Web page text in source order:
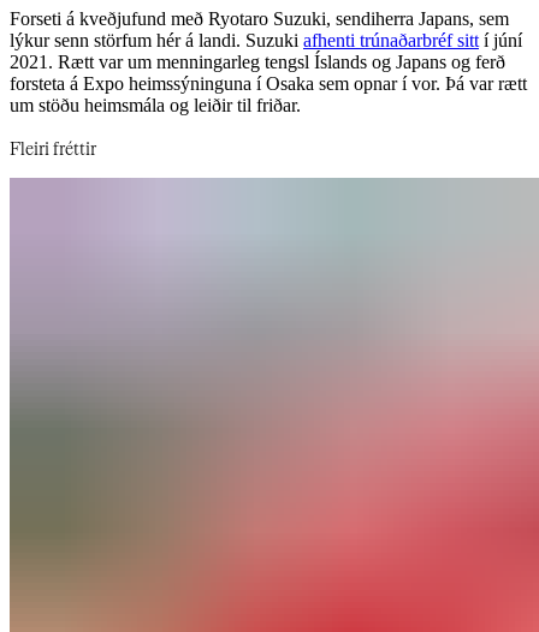
Forseti á kveðjufund með Ryotaro Suzuki, sendiherra Japans, sem
lýkur senn störfum hér á landi. Suzuki ​​​​‌ ‍ ​‍​‍‌‍ ‌ ​‍‌‍‍‌‌‍‌ ‌‍‍‌‌‍ ‍​‍​‍​ ‍‍​‍​‍‌ ​ ‌‍​‌‌‍ ‍‌‍‍‌‌ ‌​‌ ‍‌​‍ ‍‌‍‍‌‌‍ ​‍​‍​‍ ​​‍​‍‌‍‍​‌ ​‍‌‍‌‌‌‍‌‍​‍​‍​ ‍‍​‍​‍‌‍‍​‌ ‌​‌ ‌​‌ ​​‌ ​ ​‍ ​‍ ‌‍‌‍‌‍ ‌ ​‍‌ ​ ‌‍‌‌‌ ‌​‌‍‍‌​‍ ‌‌‍‍‌‌ ​ ‌‍ ​‌‍​‌‌‍ ‍‌‍‌​‌ ​ ​‍ ‍‌ ‌‍‌‍‌‌‌ ​‍‌‍​ ‌‍‌‌‌‍ ​​‍ ‍‌‍​‌‌ ​​‌ ​​​‍ ‌ ​ ‌ ‌​‌ ‌‌‌‍‌​‌‍‍‌‌‍ ​‍ ‌‍‍‌‌‍ ‍‌ ‌​‌‍‌‌‌‍ ‍‌ ‌​​‍ ‌‍‌‌‌‍‌​‌‍‍‌‌ ‌​​‍ ‌‍ ‌‌‍ ‌‍‌​‌‍‌‌​ ‌‌ ​​‌ ​‍‌‍‌‌‌ ​ ‌‍‌‌‌‍ ‍‌ ‌​‌‍​‌‌ ‌​‌‍‍‌‌‍ ‌‍ ‍​ ‍ ‌‍‍‌‌‍‌​​ ‌‌ ​ ‌​‍‌‌​‌​‌‍‍​‌​​‌‌‍‌​‌‍​ ​ ‌‌‌‌‌​‌​​ ‌‌‍​‌‌​ ‌‌‌‌‌​‍‌​ ‌​‌​ ‌​ ​ ‌‌​ ‌‌‌‌‌ ‍‍‌‍‍‌‌‍ ‍​ ‍ ‌ ‌​‌ ‍‌‌ ​​‌‍‌‌​ ‌‌‍ ‍‌‍‌‌‌ ‌ ‌ ​ ​ ‍ ‌ ​​‌‍​‌‌ ‌​‌‍‍​​ ‌‌ ​​‌‍​‌‌‍‌ ‌‍‌‌‌​​‍‌ ‌‌‌‍‍‌‌‍ ​‌‍‌​‌‍‌‌‌ ​‍​‍‌‌​ ‌‌‌​​‍‌‌ ‌‍‍ ‌‍‌‌‌ ‍‌​‍‌‌​ ​ ‌​‌​​‍‌‌​ ​ ‌​‌​​‍‌‌​ ​‍​ ​‍‌ ​‍‌‍‍‌‌‍​ ‌‍‍​‌ ‌​‌‍‌‌‌ ‍​‌ ‌​​‍ ‌​ ​‍‌‍‌‌‌‍‍​​ ‌‌‌‍ ‍‌ ‌‍‌‍​‌‌‍‍​‌‍​‌​‍‌‌​ ​‍​ ​‍​‍‌‌​ ‌‌‌​‌​​‍ ‍‌‍​ ‌‍ ‌‍ ‍‌ ‌​‌‍‌‌‌‍ ‍‌ ‌​​‍‌‌​ ‌‌‌​​‍‌‌ ‌‍‍ ‌‍‌‌‌ ‍‌​‍‌‌​ ​ ‌​‌​​‍‌‌​ ​ ‌​‌​​‍‌‌​ ​‍​ ​‍​ ‌‍​ ​‌‌‍​ ​ ‌ ‌‍​ ​ ‍​‌‍​‍​ ‍‌​ ‌‌​ ​ ‌‍​ ​ ​‍​‍‌‌​ ​‍​ ​‍​‍‌‌​ ‌‌‌​‌​​‍ ‍‌‍​ ‌‍‍​‌‍‍‌‌‍ ​‌‍‌​‌ ​‍‌‍‌‌‌‍ ‍​‍‌‌​ ‌‌‌​​‍‌‌ ‌‍‍ ‌‍‌‌‌ ‍‌​‍‌‌​ ​ ‌​‌​​‍‌‌​ ​ ‌​‌​​‍‌‌​ ​‍​ ​‍‌‍​ ‌‍‌‍​ ‌ ​ ‍‌​ ‌ ‌‍‌‍‌‍​‍‌‍​‌‌‍​‌‌‍‌‍​ ‍‌​ ​ ​‍‌‌​ ​‍​ ​‍​‍‌‌​ ‌‌‌​‌​​‍ ‍‌ ‌​‌‍‌‌‌ ‍​‌ ‌​​ ‌‍​‍‌‍​‌‌ ​ ‌‍‌‌‌‌‌‌‌ ​‍‌‍ ​​ ‌‌‍‍​‌ ‌​‌ ‌​‌ ​​‌ ​ ​‍‌‌​ ​‍‌​‌‍​‍‌‌​ ​‍‌​‌‍‌‍‌‍‌‍ ‌ ​‍‌ ​ ‌‍‌‌‌ ‌​‌‍‍‌​‍ ‌‌‍‍‌‌ ​ ‌‍ ​‌‍​‌‌‍ ‍‌‍‌​‌ ​ ​‍ ‍‌ ‌‍‌‍‌‌‌ ​‍‌‍​ ‌‍‌‌‌‍ ​​‍ ‍‌‍​‌‌ ​​‌ ​​​‍‌‌​ ​‍‌​‌‍‌ ​ ‌ ‌​‌ ‌‌‌‍‌​‌‍‍‌‌‍ ​‍‌‍‌‍‍‌‌‍‌​​ ‌‌ ​ ‌​‍‌‌​‌​‌‍‍​‌​​‌‌‍‌​‌‍​ ​ ‌‌‌‌‌​‌​​ ‌‌‍​‌‌​ ‌‌‌‌‌​‍‌​ ‌​‌​ ‌​ ​ ‌‌​ ‌‌‌‌‌ ‍‍‌‍‍‌‌‍ ‍​‍‌‍‌ ‌​‌ ‍‌‌ ​​‌‍‌‌​ ‌‌‍ ‍‌‍‌‌‌ ‌ ‌ ​ ​‍‌‍‌ ​​‌‍​‌‌ ‌​‌‍‍​​ ‌‌ ​​‌‍​‌‌‍‌ ‌‍‌‌‌​​‍‌ ‌‌‌‍‍‌‌‍ ​‌‍‌​‌‍‌‌‌ ​‍​‍‌‌​ ‌‌‌​​‍‌‌ ‌‍‍ ‌‍‌‌‌ ‍‌​‍‌‌​ ​ ‌​‌​​‍‌‌​ ​ ‌​‌​​‍‌‌​ ​‍​ ​‍‌ ​‍‌‍‍‌‌‍​ ‌‍‍​‌ ‌​‌‍‌‌‌ ‍​‌ ‌​​‍ ‌​ ​‍‌‍‌‌‌‍‍​​ ‌‌‌‍ ‍‌ ‌‍‌‍​‌‌‍‍​‌‍​‌​‍‌‌​ ​‍​ ​‍​‍‌‌​ ‌‌‌​‌​​‍ ‍‌‍​ ‌‍ ‌‍ ‍‌ ‌​‌‍‌‌‌‍ ‍‌ ‌​​‍‌‌​ ‌‌‌​​‍‌‌ ‌‍‍ ‌‍‌‌‌ ‍‌​‍‌‌​ ​ ‌​‌​​‍‌‌​ ​ ‌​‌​​‍‌‌​ ​‍​ ​‍​ ‌‍​ ​‌‌‍​ ​ ‌ ‌‍​ ​ ‍​‌‍​‍​ ‍‌​ ‌‌​ ​ ‌‍​ ​ ​‍​‍‌‌​ ​‍​ ​‍​‍‌‌​ ‌‌‌​‌​​‍ ‍‌‍​ ‌‍‍​‌‍‍‌‌‍ ​‌‍‌​‌ ​‍‌‍‌‌‌‍ ‍​‍‌‌​ ‌‌‌​​‍‌‌ ‌‍‍ ‌‍‌‌‌ ‍‌​‍‌‌​ ​ ‌​‌​​‍‌‌​ ​ ‌​‌​​‍‌‌​ ​‍​ ​‍‌‍​ ‌‍‌‍​ ‌ ​ ‍‌​ ‌ ‌‍‌‍‌‍​‍‌‍​‌‌‍​‌‌‍‌‍​ ‍‌​ ​ ​‍‌‌​ ​‍​ ​‍​‍‌‌​ ‌‌‌​‌​​‍ ‍‌ ‌​‌‍‌‌‌ ‍​‌ ‌​​‍‌‍‌ ​​‌‍‌‌‌ ​‍‌ ​ ‌ ​​‌‍‌‌‌‍​ ‌ ‌​‌‍‍‌‌ ‌‍‌‍‌‌​ ‌‌ ​​‌ ‌‌‌‍​‍‌‍ ​‌‍‍‌‌ ​ ‌‍‍​‌‍‌‌‌‍‌​​‍​‍‌ ‌ afhenti trúnaðarbréf sitt​​​​‌ ‍ ​‍​‍‌‍ ‌ ​‍‌‍‍‌‌‍‌ ‌‍‍‌‌‍ ‍​‍​‍​ ‍‍​‍​‍‌ ​ ‌‍​‌‌‍ ‍‌‍‍‌‌ ‌​‌ ‍‌​‍ ‍‌‍‍‌‌‍ ​‍​‍​‍ ​​‍​‍‌‍‍​‌ ​‍‌‍‌‌‌‍‌‍​‍​‍​ ‍‍​‍​‍‌‍‍​‌ ‌​‌ ‌​‌ ​​‌ ​ ​‍ ​‍ ‌‍‌‍‌‍ ‌ ​‍‌ ​ ‌‍‌‌‌ ‌​‌‍‍‌​‍ ‌‌‍‍‌‌ ​ ‌‍ ​‌‍​‌‌‍ ‍‌‍‌​‌ ​ ​‍ ‍‌ ‌‍‌‍‌‌‌ ​‍‌‍​ ‌‍‌‌‌‍ ​​‍ ‍‌‍​‌‌ ​​‌ ​​​‍ ‌ ​ ‌ ‌​‌ ‌‌‌‍‌​‌‍‍‌‌‍ ​‍ ‌‍‍‌‌‍ ‍‌ ‌​‌‍‌‌‌‍ ‍‌ ‌​​‍ ‌‍‌‌‌‍‌​‌‍‍‌‌ ‌​​‍ ‌‍ ‌‌‍ ‌‍‌​‌‍‌‌​ ‌‌ ​​‌ ​‍‌‍‌‌‌ ​ ‌‍‌‌‌‍ ‍‌ ‌​‌‍​‌‌ ‌​‌‍‍‌‌‍ ‌‍ ‍​ ‍ ‌‍‍‌‌‍‌​​ ‌‌ ​ ‌​‍‌‌​‌​‌‍‍​‌​​‌‌‍‌​‌‍​ ​ ‌‌‌‌‌​‌​​ ‌‌‍​‌‌​ ‌‌‌‌‌​‍‌​ ‌​‌​ ‌​ ​ ‌‌​ ‌‌‌‌‌ ‍‍‌‍‍‌‌‍ ‍​ ‍ ‌ ‌​‌ ‍‌‌ ​​‌‍‌‌​ ‌‌‍ ‍‌‍‌‌‌ ‌ ‌ ​ ​ ‍ ‌ ​​‌‍​‌‌ ‌​‌‍‍​​ ‌‌ ​​‌‍​‌‌‍‌ ‌‍‌‌‌​​‍‌ ‌‌‌‍‍‌‌‍ ​‌‍‌​‌‍‌‌‌ ​‍​‍‌‌​ ‌‌‌​​‍‌‌ ‌‍‍ ‌‍‌‌‌ ‍‌​‍‌‌​ ​ ‌​‌​​‍‌‌​ ​ ‌​‌​​‍‌‌​ ​‍​ ​‍‌ ​‍‌‍‍‌‌‍​ ‌‍‍​‌ ‌​‌‍‌‌‌ ‍​‌ ‌​​‍ ‌​ ​‍‌‍‌‌‌‍‍​​ ‌‌‌‍ ‍‌ ‌‍‌‍​‌‌‍‍​‌‍​‌​‍‌‌​ ​‍​ ​‍​‍‌‌​ ‌‌‌​‌​​‍ ‍‌‍​ ‌‍ ‌‍ ‍‌ ‌​‌‍‌‌‌‍ ‍‌ ‌​​‍‌‌​ ‌‌‌​​‍‌‌ ‌‍‍ ‌‍‌‌‌ ‍‌​‍‌‌​ ​ ‌​‌​​‍‌‌​ ​ ‌​‌​​‍‌‌​ ​‍​ ​‍​ ‌‍​ ​‌‌‍​ ​ ‌ ‌‍​ ​ ‍​‌‍​‍​ ‍‌​ ‌‌​ ​ ‌‍​ ​ ​‍​‍‌‌​ ​‍​ ​‍​‍‌‌​ ‌‌‌​‌​​‍ ‍‌‍​ ‌‍‍​‌‍‍‌‌‍ ​‌‍‌​‌ ​‍‌‍‌‌‌‍ ‍​‍‌‌​ ‌‌‌​​‍‌‌ ‌‍‍ ‌‍‌‌‌ ‍‌​‍‌‌​ ​ ‌​‌​​‍‌‌​ ​ ‌​‌​​‍‌‌​ ​‍​ ​‍​ ​​‌‍‌​​ ​​‌‍‌‍​ ​‍​ ​ ​ ‌‌‌‍‌‌​ ‌ ‌‍​ ‌‍‌‍‌‍‌​​‍‌‌​ ​‍​ ​‍​‍‌‌​ ‌‌‌​‌​​‍ ‍‌ ‌​‌‍‌‌‌ ‍​‌ ‌​​ ‌‍​‍‌‍​‌‌ ​ ‌‍‌‌‌‌‌‌‌ ​‍‌‍ ​​ ‌‌‍‍​‌ ‌​‌ ‌​‌ ​​‌ ​ ​‍‌‌​ ​‍‌​‌‍​‍‌‌​ ​‍‌​‌‍‌‍‌‍‌‍ ‌ ​‍‌ ​ ‌‍‌‌‌ ‌​‌‍‍‌​‍ ‌‌‍‍‌‌ ​ ‌‍ ​‌‍​‌‌‍ ‍‌‍‌​‌ ​ ​‍ ‍‌ ‌‍‌‍‌‌‌ ​‍‌‍​ ‌‍‌‌‌‍ ​​‍ ‍‌‍​‌‌ ​​‌ ​​​‍‌‌​ ​‍‌​‌‍‌ ​ ‌ ‌​‌ ‌‌‌‍‌​‌‍‍‌‌‍ ​‍‌‍‌‍‍‌‌‍‌​​ ‌‌ ​ ‌​‍‌‌​‌​‌‍‍​‌​​‌‌‍‌​‌‍​ ​ ‌‌‌‌‌​‌​​ ‌‌‍​‌‌​ ‌‌‌‌‌​‍‌​ ‌​‌​ ‌​ ​ ‌‌​ ‌‌‌‌‌ ‍‍‌‍‍‌‌‍ ‍​‍‌‍‌ ‌​‌ ‍‌‌ ​​‌‍‌‌​ ‌‌‍ ‍‌‍‌‌‌ ‌ ‌ ​ ​‍‌‍‌ ​​‌‍​‌‌ ‌​‌‍‍​​ ‌‌ ​​‌‍​‌‌‍‌ ‌‍‌‌‌​​‍‌ ‌‌‌‍‍‌‌‍ ​‌‍‌​‌‍‌‌‌ ​‍​‍‌‌​ ‌‌‌​​‍‌‌ ‌‍‍ ‌‍‌‌‌ ‍‌​‍‌‌​ ​ ‌​‌​​‍‌‌​ ​ ‌​‌​​‍‌‌​ ​‍​ ​‍‌ ​‍‌‍‍‌‌‍​ ‌‍‍​‌ ‌​‌‍‌‌‌ ‍​‌ ‌​​‍ ‌​ ​‍‌‍‌‌‌‍‍​​ ‌‌‌‍ ‍‌ ‌‍‌‍​‌‌‍‍​‌‍​‌​‍‌‌​ ​‍​ ​‍​‍‌‌​ ‌‌‌​‌​​‍ ‍‌‍​ ‌‍ ‌‍ ‍‌ ‌​‌‍‌‌‌‍ ‍‌ ‌​​‍‌‌​ ‌‌‌​​‍‌‌ ‌‍‍ ‌‍‌‌‌ ‍‌​‍‌‌​ ​ ‌​‌​​‍‌‌​ ​ ‌​‌​​‍‌‌​ ​‍​ ​‍​ ‌‍​ ​‌‌‍​ ​ ‌ ‌‍​ ​ ‍​‌‍​‍​ ‍‌​ ‌‌​ ​ ‌‍​ ​ ​‍​‍‌‌​ ​‍​ ​‍​‍‌‌​ ‌‌‌​‌​​‍ ‍‌‍​ ‌‍‍​‌‍‍‌‌‍ ​‌‍‌​‌ ​‍‌‍‌‌‌‍ ‍​‍‌‌​ ‌‌‌​​‍‌‌ ‌‍‍ ‌‍‌‌‌ ‍‌​‍‌‌​ ​ ‌​‌​​‍‌‌​ ​ ‌​‌​​‍‌‌​ ​‍​ ​‍​ ​​‌‍‌​​ ​​‌‍‌‍​ ​‍​ ​ ​ ‌‌‌‍‌‌​ ‌ ‌‍​ ‌‍‌‍‌‍‌​​‍‌‌​ ​‍​ ​‍​‍‌‌​ ‌‌‌​‌​​‍ ‍‌ ‌​‌‍‌‌‌ ‍​‌ ‌​​‍‌‍‌ ​​‌‍‌‌‌ ​‍‌ ​ ‌ ​​‌‍‌‌‌‍​ ‌ ‌​‌‍‍‌‌ ‌‍‌‍‌‌​ ‌‌ ​​‌ ‌‌‌‍​‍‌‍ ​‌‍‍‌‌ ​ ‌‍‍​‌‍‌‌‌‍‌​​‍​‍‌ ‌ í júní
2021. Rætt var um menningarleg tengsl Íslands og Japans og ferð
forsteta á Expo heimssýninguna í Osaka sem opnar í vor. Þá var rætt
um stöðu heimsmála og leiðir til friðar.​​​​‌ ‍ ​‍​‍‌‍ ‌ ​‍‌‍‍‌‌‍‌ ‌‍‍‌‌‍ ‍​‍​‍​ ‍‍​‍​‍‌ ​ ‌‍​‌‌‍ ‍‌‍‍‌‌ ‌​‌ ‍‌​‍ ‍‌‍‍‌‌‍ ​‍​‍​‍ ​​‍​‍‌‍‍​‌ ​‍‌‍‌‌‌‍‌‍​‍​‍​ ‍‍​‍​‍‌‍‍​‌ ‌​‌ ‌​‌ ​​‌ ​ ​‍ ​‍ ‌‍‌‍‌‍ ‌ ​‍‌ ​ ‌‍‌‌‌ ‌​‌‍‍‌​‍ ‌‌‍‍‌‌ ​ ‌‍ ​‌‍​‌‌‍ ‍‌‍‌​‌ ​ ​‍ ‍‌ ‌‍‌‍‌‌‌ ​‍‌‍​ ‌‍‌‌‌‍ ​​‍ ‍‌‍​‌‌ ​​‌ ​​​‍ ‌ ​ ‌ ‌​‌ ‌‌‌‍‌​‌‍‍‌‌‍ ​‍ ‌‍‍‌‌‍ ‍‌ ‌​‌‍‌‌‌‍ ‍‌ ‌​​‍ ‌‍‌‌‌‍‌​‌‍‍‌‌ ‌​​‍ ‌‍ ‌‌‍ ‌‍‌​‌‍‌‌​ ‌‌ ​​‌ ​‍‌‍‌‌‌ ​ ‌‍‌‌‌‍ ‍‌ ‌​‌‍​‌‌ ‌​‌‍‍‌‌‍ ‌‍ ‍​ ‍ ‌‍‍‌‌‍‌​​ ‌‌ ​ ‌​‍‌‌​‌​‌‍‍​‌​​‌‌‍‌​‌‍​ ​ ‌‌‌‌‌​‌​​ ‌‌‍​‌‌​ ‌‌‌‌‌​‍‌​ ‌​‌​ ‌​ ​ ‌‌​ ‌‌‌‌‌ ‍‍‌‍‍‌‌‍ ‍​ ‍ ‌ ‌​‌ ‍‌‌ ​​‌‍‌‌​ ‌‌‍ ‍‌‍‌‌‌ ‌ ‌ ​ ​ ‍ ‌ ​​‌‍​‌‌ ‌​‌‍‍​​ ‌‌ ​​‌‍​‌‌‍‌ ‌‍‌‌‌​​‍‌ ‌‌‌‍‍‌‌‍ ​‌‍‌​‌‍‌‌‌ ​‍​‍‌‌​ ‌‌‌​​‍‌‌ ‌‍‍ ‌‍‌‌‌ ‍‌​‍‌‌​ ​ ‌​‌​​‍‌‌​ ​ ‌​‌​​‍‌‌​ ​‍​ ​‍‌ ​‍‌‍‍‌‌‍​ ‌‍‍​‌ ‌​‌‍‌‌‌ ‍​‌ ‌​​‍ ‌​ ​‍‌‍‌‌‌‍‍​​ ‌‌‌‍ ‍‌ ‌‍‌‍​‌‌‍‍​‌‍​‌​‍‌‌​ ​‍​ ​‍​‍‌‌​ ‌‌‌​‌​​‍ ‍‌‍​ ‌‍ ‌‍ ‍‌ ‌​‌‍‌‌‌‍ ‍‌ ‌​​‍‌‌​ ‌‌‌​​‍‌‌ ‌‍‍ ‌‍‌‌‌ ‍‌​‍‌‌​ ​ ‌​‌​​‍‌‌​ ​ ‌​‌​​‍‌‌​ ​‍​ ​‍​ ‌‍​ ​‌‌‍​ ​ ‌ ‌‍​ ​ ‍​‌‍​‍​ ‍‌​ ‌‌​ ​ ‌‍​ ​ ​‍​‍‌‌​ ​‍​ ​‍​‍‌‌​ ‌‌‌​‌​​‍ ‍‌‍​ ‌‍‍​‌‍‍‌‌‍ ​‌‍‌​‌ ​‍‌‍‌‌‌‍ ‍​‍‌‌​ ‌‌‌​​‍‌‌ ‌‍‍ ‌‍‌‌‌ ‍‌​‍‌‌​ ​ ‌​‌​​‍‌‌​ ​ ‌​‌​​‍‌‌​ ​‍​ ​‍‌‍​‌‌‍​‍‌‍‌‌​ ​‌​ ‌‍​ ​ ​ ‍​​ ​‍​ ‍​​ ‍‌​ ​ ​ ​‍​‍‌‌​ ​‍​ ​‍​‍‌‌​ ‌‌‌​‌​​‍ ‍‌ ‌​‌‍‌‌‌ ‍​‌ ‌​​ ‌‍​‍‌‍​‌‌ ​ ‌‍‌‌‌‌‌‌‌ ​‍‌‍ ​​ ‌‌‍‍​‌ ‌​‌ ‌​‌ ​​‌ ​ ​‍‌‌​ ​‍‌​‌‍​‍‌‌​ ​‍‌​‌‍‌‍‌‍‌‍ ‌ ​‍‌ ​ ‌‍‌‌‌ ‌​‌‍‍‌​‍ ‌‌‍‍‌‌ ​ ‌‍ ​‌‍​‌‌‍ ‍‌‍‌​‌ ​ ​‍ ‍‌ ‌‍‌‍‌‌‌ ​‍‌‍​ ‌‍‌‌‌‍ ​​‍ ‍‌‍​‌‌ ​​‌ ​​​‍‌‌​ ​‍‌​‌‍‌ ​ ‌ ‌​‌ ‌‌‌‍‌​‌‍‍‌‌‍ ​‍‌‍‌‍‍‌‌‍‌​​ ‌‌ ​ ‌​‍‌‌​‌​‌‍‍​‌​​‌‌‍‌​‌‍​ ​ ‌‌‌‌‌​‌​​ ‌‌‍​‌‌​ ‌‌‌‌‌​‍‌​ ‌​‌​ ‌​ ​ ‌‌​ ‌‌‌‌‌ ‍‍‌‍‍‌‌‍ ‍​‍‌‍‌ ‌​‌ ‍‌‌ ​​‌‍‌‌​ ‌‌‍ ‍‌‍‌‌‌ ‌ ‌ ​ ​‍‌‍‌ ​​‌‍​‌‌ ‌​‌‍‍​​ ‌‌ ​​‌‍​‌‌‍‌ ‌‍‌‌‌​​‍‌ ‌‌‌‍‍‌‌‍ ​‌‍‌​‌‍‌‌‌ ​‍​‍‌‌​ ‌‌‌​​‍‌‌ ‌‍‍ ‌‍‌‌‌ ‍‌​‍‌‌​ ​ ‌​‌​​‍‌‌​ ​ ‌​‌​​‍‌‌​ ​‍​ ​‍‌ ​‍‌‍‍‌‌‍​ ‌‍‍​‌ ‌​‌‍‌‌‌ ‍​‌ ‌​​‍ ‌​ ​‍‌‍‌‌‌‍‍​​ ‌‌‌‍ ‍‌ ‌‍‌‍​‌‌‍‍​‌‍​‌​‍‌‌​ ​‍​ ​‍​‍‌‌​ ‌‌‌​‌​​‍ ‍‌‍​ ‌‍ ‌‍ ‍‌ ‌​‌‍‌‌‌‍ ‍‌ ‌​​‍‌‌​ ‌‌‌​​‍‌‌ ‌‍‍ ‌‍‌‌‌ ‍‌​‍‌‌​ ​ ‌​‌​​‍‌‌​ ​ ‌​‌​​‍‌‌​ ​‍​ ​‍​ ‌‍​ ​‌‌‍​ ​ ‌ ‌‍​ ​ ‍​‌‍​‍​ ‍‌​ ‌‌​ ​ ‌‍​ ​ ​‍​‍‌‌​ ​‍​ ​‍​‍‌‌​ ‌‌‌​‌​​‍ ‍‌‍​ ‌‍‍​‌‍‍‌‌‍ ​‌‍‌​‌ ​‍‌‍‌‌‌‍ ‍​‍‌‌​ ‌‌‌​​‍‌‌ ‌‍‍ ‌‍‌‌‌ ‍‌​‍‌‌​ ​ ‌​‌​​‍‌‌​ ​ ‌​‌​​‍‌‌​ ​‍​ ​‍‌‍​‌‌‍​‍‌‍‌‌​ ​‌​ ‌‍​ ​ ​ ‍​​ ​‍​ ‍​​ ‍‌​ ​ ​ ​‍​‍‌‌​ ​‍​ ​‍​‍‌‌​ ‌‌‌​‌​​‍ ‍‌ ‌​‌‍‌‌‌ ‍​‌ ‌​​‍‌‍‌ ​​‌‍‌‌‌ ​‍‌ ​ ‌ ​​‌‍‌‌‌‍​ ‌ ‌​‌‍‍‌‌ ‌‍‌‍‌‌​ ‌‌ ​​‌ ‌‌‌‍​‍‌‍ ​‌‍‍‌‌ ​ ‌‍‍​‌‍‌‌‌‍‌​​‍​‍‌ ‌
Fleiri fréttir